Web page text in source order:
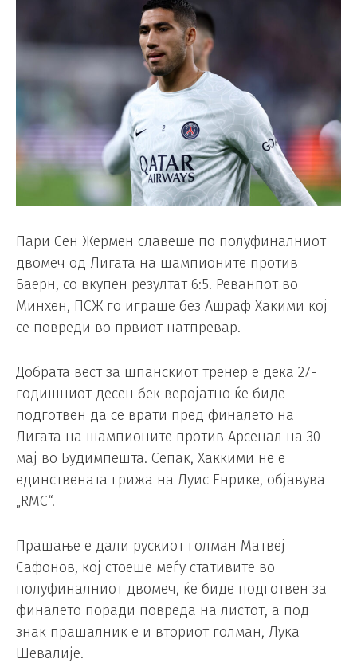
Пари Сен Жермен славеше по полуфиналниот
двомеч од Лигата на шампионите против
Баерн, со вкупен резултат 6:5. Реванпот во
Минхен, ПСЖ го играше без Ашраф Хакими кој
се повреди во првиот натпревар.
Добрата вест за шпанскиот тренер е дека 27-
годишниот десен бек веројатно ќе биде
подготвен да се врати пред финалето на
Лигата на шампионите против Арсенал на 30
мај во Будимпешта. Сепак, Хаккими не е
единствената грижа на Луис Енрике, објавува
„RMC“.
Прашање е дали рускиот голман Матвеј
Сафонов, кој стоеше меѓу стативите во
полуфиналниот двомеч, ќе биде подготвен за
финалето поради повреда на листот, а под
знак прашалник е и вториот голман, Лука
Шевалије.